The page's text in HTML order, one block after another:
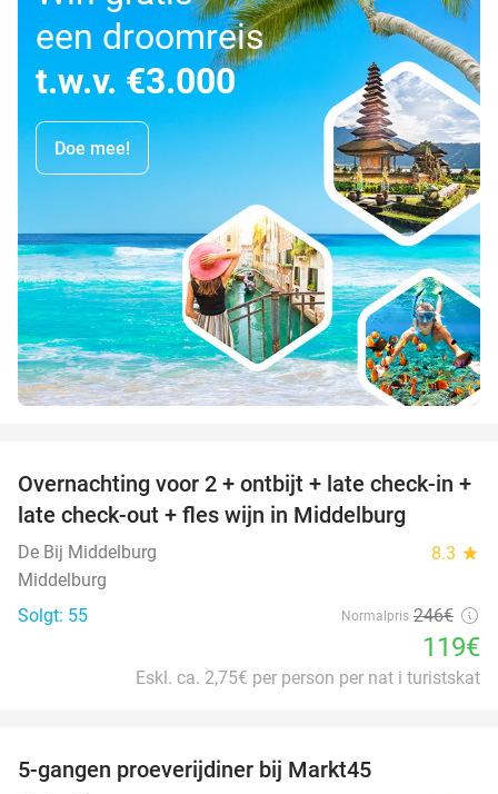
een droomreis
t.w.v. €3.000
Doe mee!
52%
Overnachting voor 2 + ontbijt + late check-in +
late check-out + fles wijn in Middelburg
De Bij Middelburg 8.3 star
Middelburg
Solgt: 55
Normalpris 246€
119€
Eskl. ca. 2,75€ per person per nat i turistskat
5-gangen proeverijdiner bij Markt45